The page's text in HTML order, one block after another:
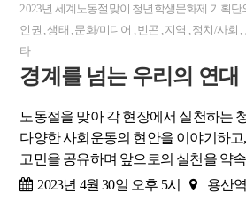
2023년 세계노동절맞이 청년학생문화제 기획단
인권 ,생태 문화/미디어 빈곤 지역 정치/사회
타
경계를 넘는 우리의 연대
노동절을 맞아 각 현장에서 실천하는
다양한 사회운동의 현안을 이야기하
고민을 공유하며 앞으로의 실천을 약
2023년 4월 30일 오후 5시
용산역